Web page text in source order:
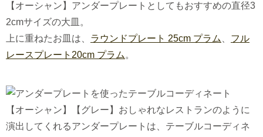
【オーシャン】アンダープレートとしてもおすすめの直径3
2cmサイズの大皿。
上に重ねたお皿は、 ラウンドプレート 25cm プラム
フル
レースプレート20cm プラム 。
【オーシャン】【グレー】おしゃれなレストランのように
演出してくれるアンダープレートは、テーブルコーディネ